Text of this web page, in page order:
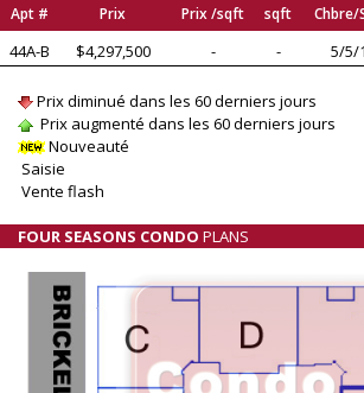
Apt # Prix Prix /sqft sqft Chbre/
44A-B $4,297,500 - - 5/5/1
Prix diminué dans les 60 derniers jours
Prix augmenté dans les 60 derniers jours
Nouveauté
Saisie
Vente flash
FOUR SEASONS CONDO PLANS